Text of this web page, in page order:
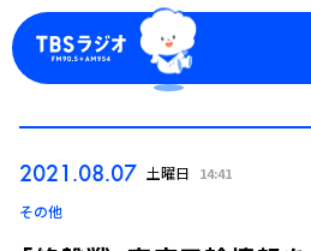
2021.08.07 土曜日 14:41
その他